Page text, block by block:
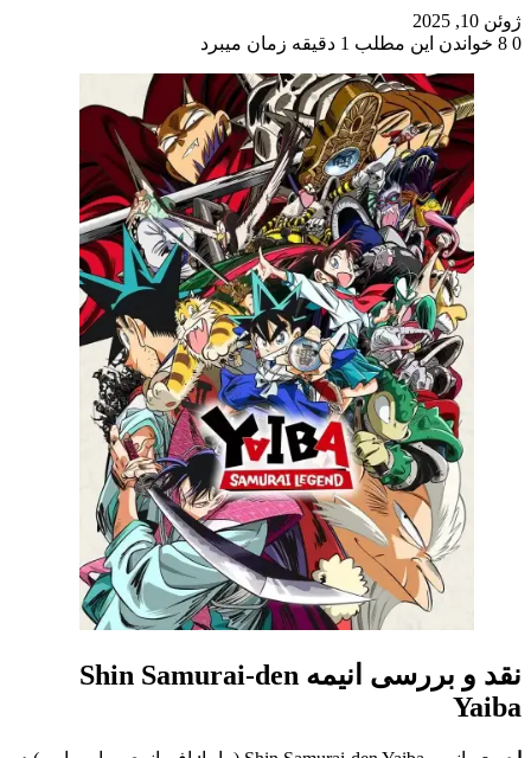
ژوئن 10, 2025
0
خواندن این مطلب 1 دقیقه زمان میبرد
نقد و بررسی انیمه Shin Samurai-den
Yaiba